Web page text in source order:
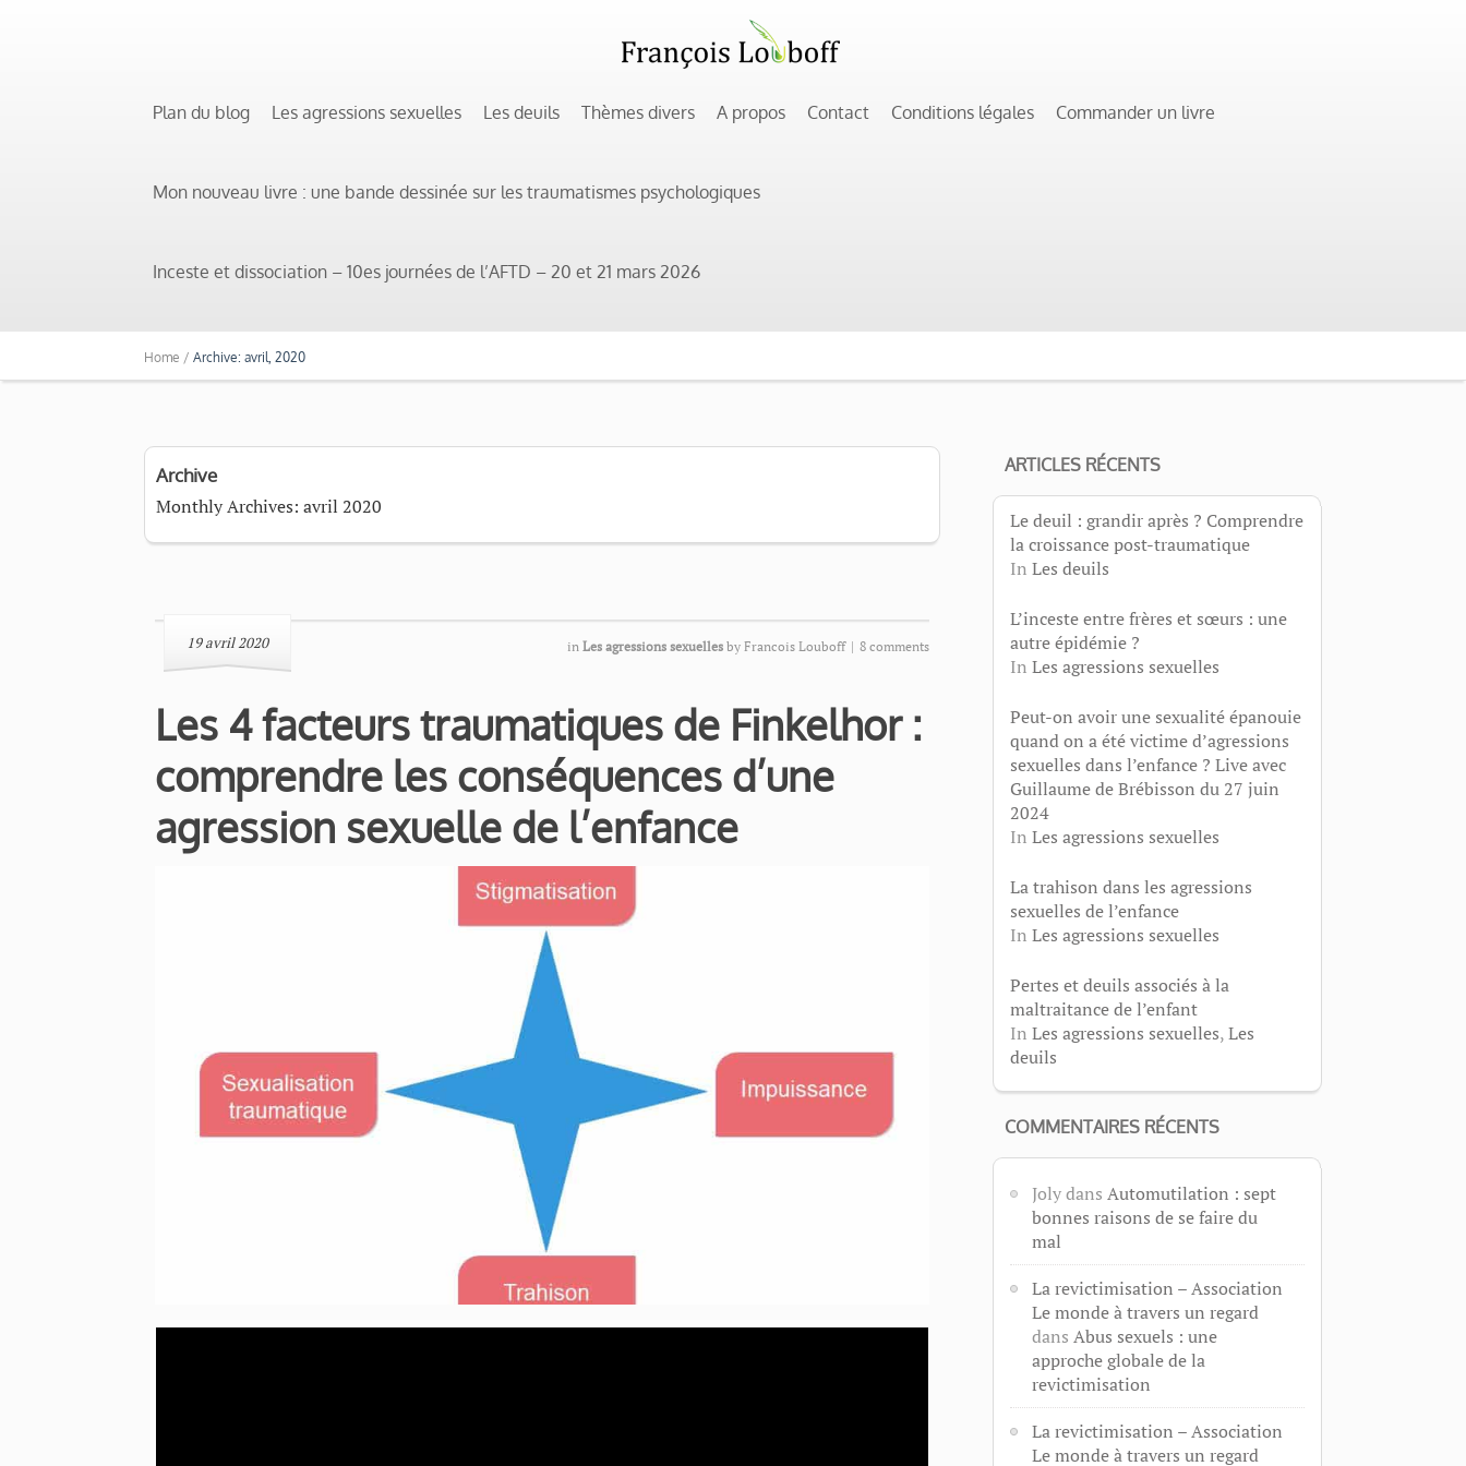
Plan du blog Les agressions sexuelles Les deuils Thèmes divers A propos Contact Conditions légales Commander un livre
Mon nouveau livre : une bande dessinée sur les traumatismes psychologiques
Inceste et dissociation – 10es journées de l’AFTD – 20 et 21 mars 2026
Home / Archive: avril, 2020
Archive
Monthly Archives: avril 2020
19 avril 2020 in Les agressions sexuelles by Francois Louboff | 8 comments
Les 4 facteurs traumatiques de Finkelhor :
comprendre les conséquences d’une
agression sexuelle de l’enfance
ARTICLES RÉCENTS
Le deuil : grandir après ? Comprendre
la croissance post-traumatique
In Les deuils
L’inceste entre frères et sœurs : une
autre épidémie ?
In Les agressions sexuelles
Peut-on avoir une sexualité épanouie
quand on a été victime d’agressions
sexuelles dans l’enfance ? Live avec
Guillaume de Brébisson du 27 juin
2024
In Les agressions sexuelles
La trahison dans les agressions
sexuelles de l’enfance
In Les agressions sexuelles
Pertes et deuils associés à la
maltraitance de l’enfant
In Les agressions sexuelles,Les
deuils
COMMENTAIRES RÉCENTS
Jolydans Automutilation : sept
bonnes raisons de se faire du
mal
La revictimisation – Association
Le monde à travers un regard
dans Abus sexuels : une
approche globale de la
revictimisation
La revictimisation – Association
Le monde à travers un regard